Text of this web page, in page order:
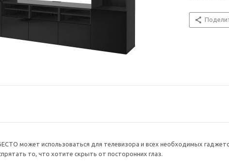
может использоваться для телевизора и всех необходимых
то, что хотите скрыть от посторонних глаз.